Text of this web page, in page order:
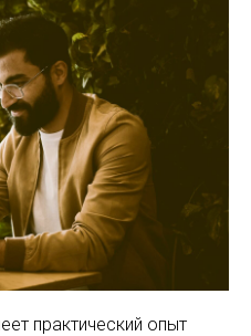
практический опыт